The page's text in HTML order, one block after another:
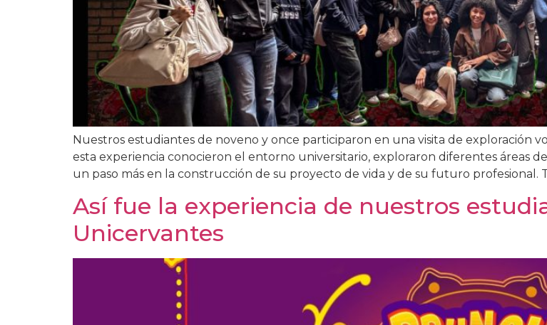
Nuestros estudiantes de noveno y once participaron en una visita de exploración
esta experiencia conocieron el entorno universitario, exploraron diferentes áreas
un paso más en la construcción de su proyecto de vida y de su futuro profesional.
Así fue la experiencia de nuestros
Unicervantes